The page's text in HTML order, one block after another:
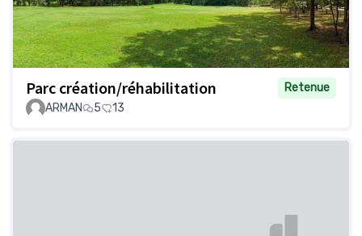
Parc création/réhabilitation
Retenue
ARMAN
5 13